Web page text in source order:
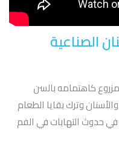
الصناعية
كاهتمامه بالسن
وترك بقايا الطعام
في حدوث التهابات في الفم